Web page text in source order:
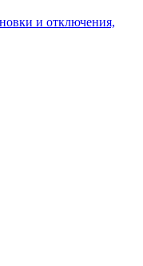
и отключения,